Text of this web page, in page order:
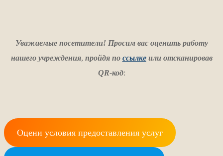
Уважаемые посетители! Просим вас оценить работу
нашего учреждения, пройдя по ссылкеили отсканировав
QR-код:
Оцени условия предоставления услуг